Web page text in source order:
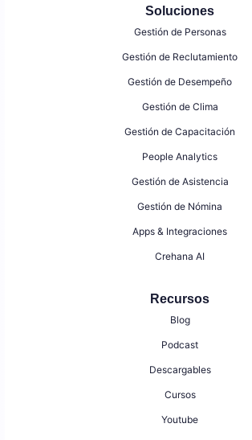
Soluciones
Gestión de Personas
Gestión de Reclutamiento
Gestión de Desempeño
Gestión de Clima
Gestión de Capacitación
People Analytics
Gestión de Asistencia
Gestión de Nómina
Apps & Integraciones
Crehana AI
Recursos
Blog
Podcast
Descargables
Cursos
Youtube